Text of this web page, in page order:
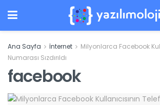
Ana Sayfa İnternet
Milyonlarca Facebook
Numarası Sızdırıldı
facebook